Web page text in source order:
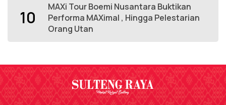
10
MAXi Tour Boemi Nusantara Buktikan
Performa MAXimal , Hingga Pelestarian
Orang Utan